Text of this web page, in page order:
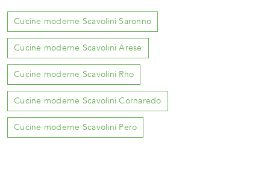
Cucine moderne Scavolini Saronno
Cucine moderne Scavolini Arese
Cucine moderne Scavolini Rho
Cucine moderne Scavolini Cornaredo
Cucine moderne Scavolini Pero